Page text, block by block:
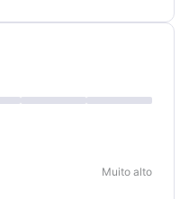
Muito alto